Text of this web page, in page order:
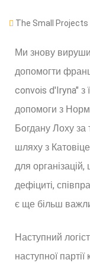
The Small Projects
Ми знову
допомогти
convois d'Iryna" з
допомоги з
Богдану Лоху за
шляху з
для
дефіциті,
є ще більш
Наступний
наступної